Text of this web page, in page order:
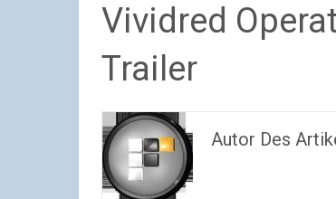
Vividred
Trailer
Autor Des